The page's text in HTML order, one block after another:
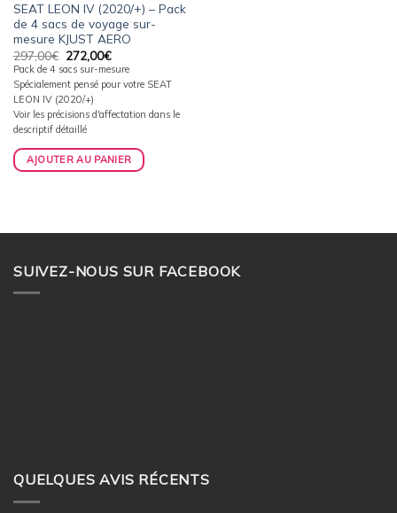
SEAT LEON IV (2020/+) – Pack
de 4 sacs de voyage sur-
mesure KJUST AERO
297,00€ Le
prix
initial
était :
297,00€.
272,00€Le
prix
actuel
est :
Pack de 4 sacs sur-mesure
Spécialement pensé pour votre SEAT
LEON IV (2020/+)
Voir les précisions d'affectation dans le
descriptif détaillé
AJOUTER AU PANIER
SUIVEZ-NOUS SUR FACEBOOK
QUELQUES AVIS RÉCENTS